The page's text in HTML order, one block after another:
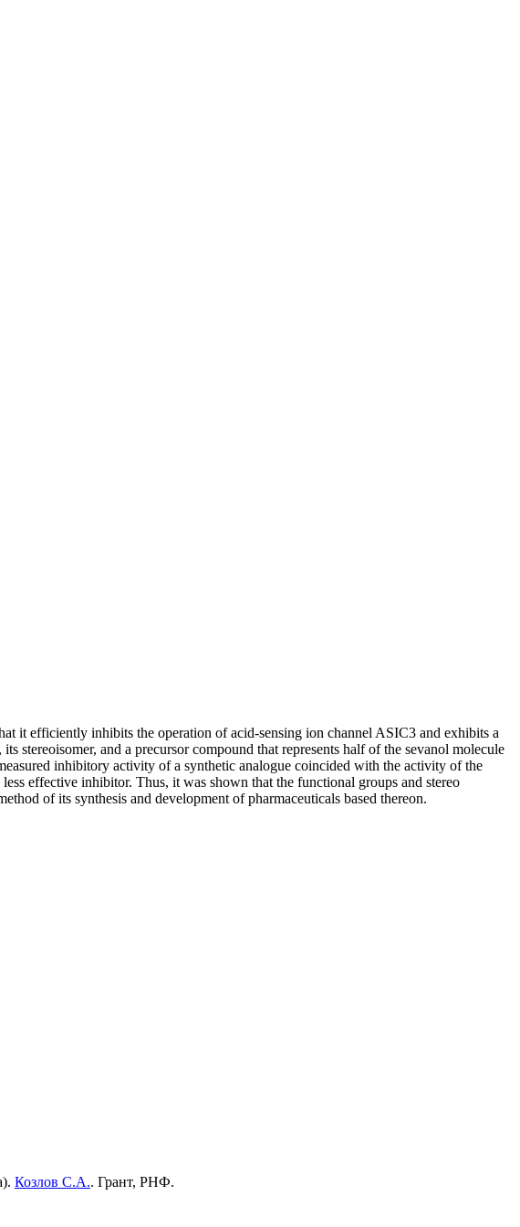
it efficiently inhibits the operation of acid-sensing ion channel ASIC3 and exhibits a
and a precursor compound that represents half of the sevanol molecule
inhibitory activity of a synthetic analogue coincided with the activity of the
effective inhibitor. Thus, it was shown that the functional groups and stereo
of its synthesis and development of pharmaceuticals based thereon.
Козлов С.А.. Грант, РНФ.